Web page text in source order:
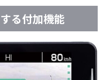
る付加機能